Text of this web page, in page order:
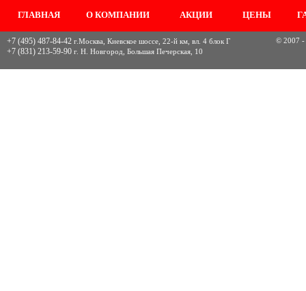
ГЛАВНАЯ О КОМПАНИИ АКЦИИ ЦЕНЫ
+7 (495) 487-84-42 г.Москва, Киевское шоссе, 22-й км, вл. 4 блок Г
+7 (831) 213-59-90 г. Н. Новгород, Большая Печерская, 10
© 2007